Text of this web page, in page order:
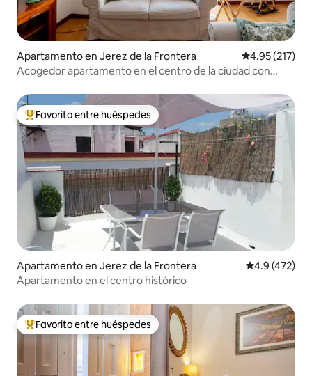
Apartamento en Jerez de la Frontera Calificación
4.95 (217)
Acogedor apartamento en el centro de la ciudad con
Favorito entre huéspedes preferido
Favorito entre huéspedes
Apartamento en Jerez de la Frontera Calificación
4.9 (472)
Apartamento en el centro histórico
Favorito entre huéspedes preferido
Favorito entre huéspedes